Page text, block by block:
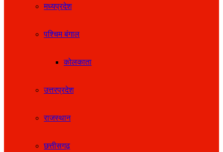
मध्यप्रदेश
पश्चिम बंगाल
कोलकाता
उत्तरप्रदेश
राजस्थान
छत्तीसगढ़